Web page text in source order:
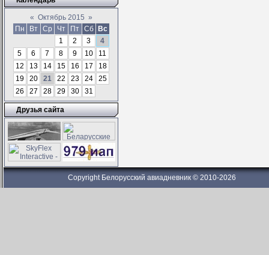
« Октябрь 2015 »
Пн
Вт Ср Чт Пт Сб
Вс
1
2 3
4
5
6 7 8 9 10
11
12
13 14 15 16 17
18
19
20 21 22 23 24
25
26
27 28 29 30 31
Друзья сайта
Copyright Белорусский авиадневник © 2010-2026